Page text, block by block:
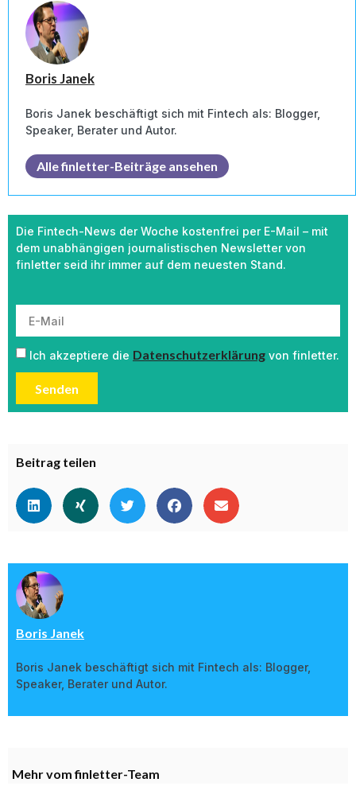
Die Fintech-News der Woche kostenfrei per E-Mail – mit
dem unabhängigen journalistischen Newsletter von
finletter seid ihr immer auf dem neuesten Stand.
Ich akzeptiere die Datenschutzerklärung von finletter.
Senden
Beitrag teilen
Boris Janek
Boris Janek beschäftigt sich mit Fintech als: Blogger,
Speaker, Berater und Autor.
Mehr vom finletter-Team
Boris Janek
Boris Janek beschäftigt sich mit Fintech als: Blogger,
Speaker, Berater und Autor.
Alle finletter-Beiträge ansehen